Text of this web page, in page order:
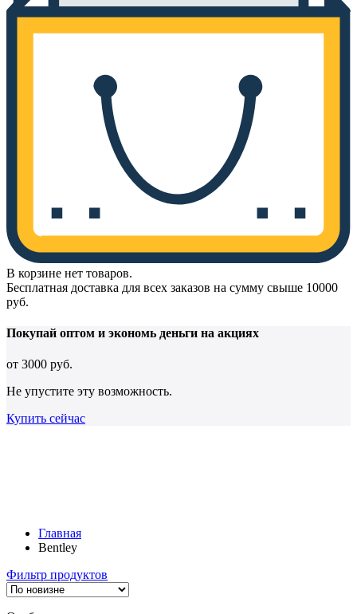
В корзине нет товаров.
Бесплатная доставка для всех заказов на сумму свыше 10000
руб.
Покупай оптом и экономь деньги на акциях
от 3000 руб.
Не упустите эту возможность.
Купить сейчас
Главная
Bentley
Фильтр продуктов